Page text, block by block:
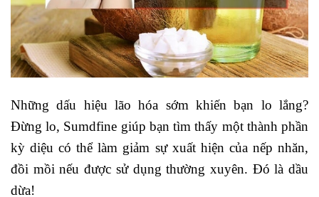
Những dấu hiệu lão hóa sớm khiến bạn lo lắng?
Đừng lo, Sumdfine giúp bạn tìm thấy một thành phần
kỳ diệu có thể làm giảm sự xuất hiện của nếp nhăn,
đồi mồi nếu được sử dụng thường xuyên. Đó là dầu
dừa!